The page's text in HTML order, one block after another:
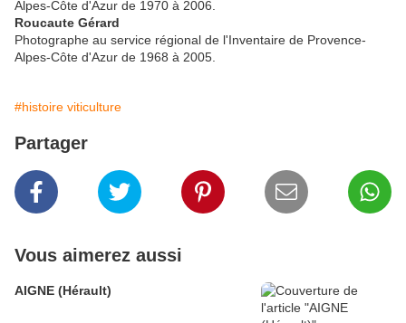
Alpes-Côte d'Azur de 1970 à 2006.
Roucaute Gérard
Photographe au service régional de l'Inventaire de Provence-
Alpes-Côte d'Azur de 1968 à 2005.
#histoire viticulture
Partager
Vous aimerez aussi
AIGNE (Hérault)